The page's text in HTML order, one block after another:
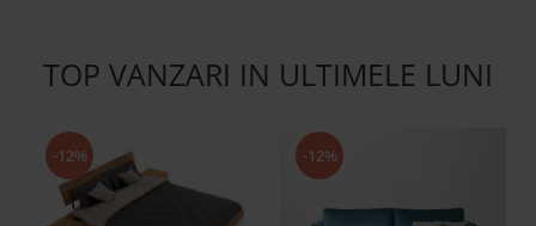
TOP VANZARI IN ULTIMELE LUNI
-12% -12%